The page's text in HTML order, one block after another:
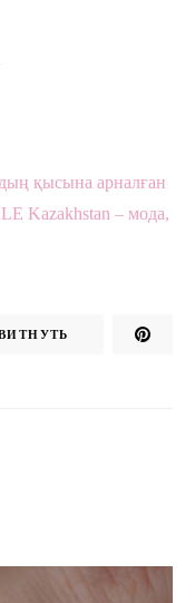
қысына арналған
Kazakhstan – мода,